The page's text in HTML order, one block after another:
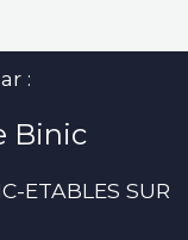
:
Binic
ETABLES SUR